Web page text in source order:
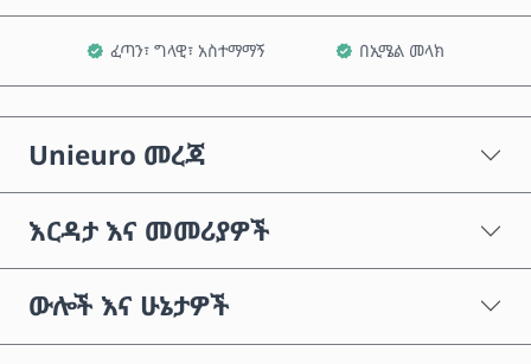
ፈጣን፣ ግላዊ፣ አስተማማኝ በኢሜል መላክ
Unieuro መረጃ
እርዳታ እና መመሪያዎች
ውሎች እና ሁኔታዎች